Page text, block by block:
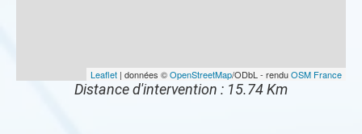
Leaflet | données ©OpenStreetMap/ODbL - renduOSM France
Distance d'intervention : 15.74 Km